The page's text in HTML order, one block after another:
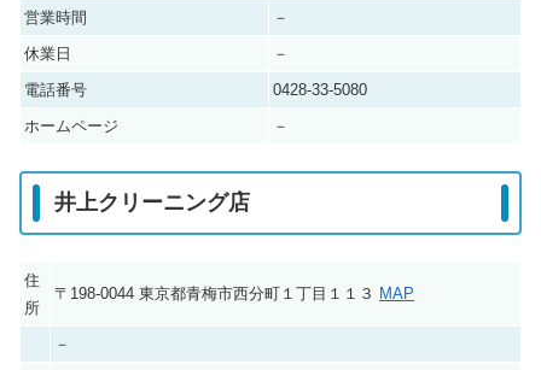
営業時間
－
休業日
－
電話番号
0428-33-5080
ホームページ
－
井上クリーニング店
住
所
〒198-0044 東京都青梅市西分町１丁目１１３ MAP
－